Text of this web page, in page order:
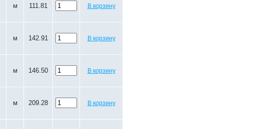
м 111.81 В корзину
м 142.91 В корзину
м 146.50 В корзину
м 209.28 В корзину